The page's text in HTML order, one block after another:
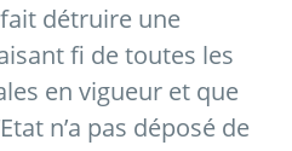
détruire une
fi de toutes les
en vigueur et que
n’a pas déposé de